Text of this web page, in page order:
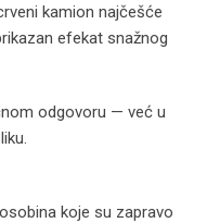
kamion najčešće
efekat snažnog
odgovoru — već u
koje su zapravo